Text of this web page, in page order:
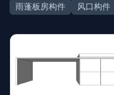
雨蓬板房构件
风口构件